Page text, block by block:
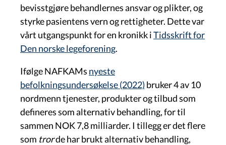
bevisstgjøre behandlernes ansvar og plikter, og
styrke pasientens vern og rettigheter. Dette var
vårt utgangspunkt for en kronikk iTidsskrift for
Den norske legeforening.
Ifølge NAFKAMs nyeste
befolkningsundersøkelse (2022) bruker 4 av 10
nordmenn tjenester, produkter og tilbud som
defineres som alternativ behandling, for til
sammen NOK 7,8 milliarder. I tillegg er det flere
som trorde har brukt alternativ behandling,